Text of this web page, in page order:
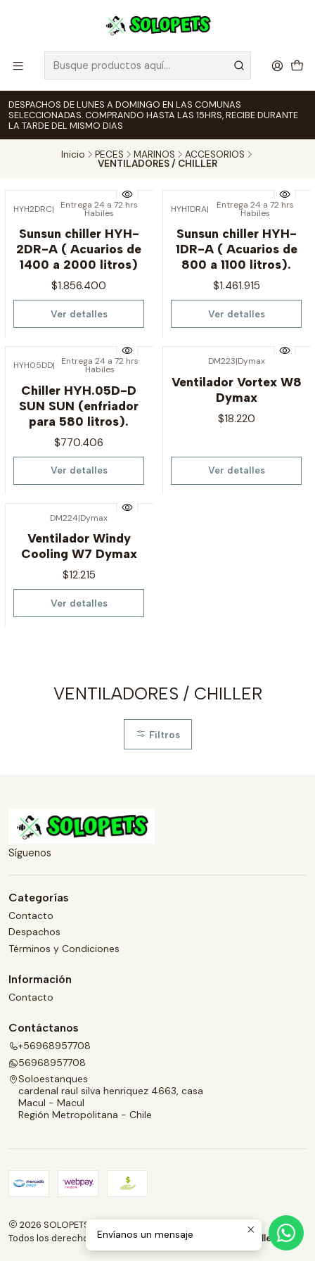
DESPACHOS DE LUNES A DOMINGO EN LAS COMUNAS
SELECCIONADAS. COMPRANDO HASTA LAS 15HRS, RECIBE DURANTE
LA TARDE DEL MISMO DIAS
Inicio PECES MARINOS ACCESORIOS
VENTILADORES / CHILLER
Agotado
HYH2DRC| Entrega 24 a 72 hrs
Habiles
Sunsun chiller HYH-
2DR-A ( Acuarios de
1400 a 2000 litros)
$1.856.400
Ver detalles
Agotado
HYH1DRA| Entrega 24 a 72 hrs
Habiles
Sunsun chiller HYH-
1DR-A ( Acuarios de
800 a 1100 litros).
$1.461.915
Ver detalles
Agotado
HYH05DD| Entrega 24 a 72 hrs
Habiles
Chiller HYH.05D-D
SUN SUN (enfriador
para 580 litros).
$770.406
Ver detalles
DM223|Dymax
Ventilador Vortex W8
Dymax
$18.220
Ver detalles
DM224|Dymax
Ventilador Windy
Cooling W7 Dymax
$12.215
Ver detalles
VENTILADORES / CHILLER
Filtros
Síguenos
Categorías
Contacto
Despachos
Términos y Condiciones
Información
Contacto
Contáctanos
+56968957708
56968957708
Soloestanques
cardenal raul silva henriquez 4663, casa
Macul - Macul
Región Metropolitana - Chile
2026 SOLOPETS.CL.
Todos los derechos reservados.Desarrollado por Jumpseller
Envíanos un mensaje